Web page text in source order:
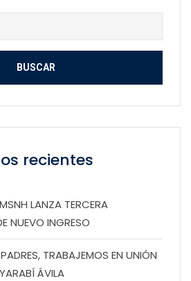
recientes
LANZA TERCERA
NUEVO INGRESO
TRABAJEMOS EN UNIÓN
ÁVILA